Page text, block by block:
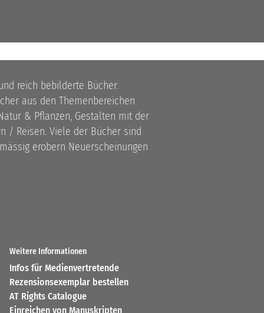
reich bebilderte Bücher.
aus den Themenbereichen
& Pflanzen, Gestalten mit der
/ Reisen. Viele der Bücher sind
erobern Neuerscheinungen
Weitere Informationen
Infos für Medienvertretende
Rezensionsexemplar bestellen
AT Rights Catalogue
Einreichen von Manuskripten